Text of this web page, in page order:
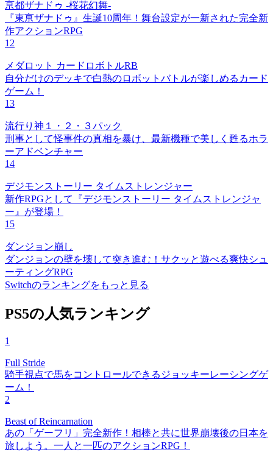
亰都ザナドゥ -桜花幻舞-
『東亰ザナドゥ』生誕10周年！舞台設定が一新された完全新
作アクションRPG
12
メダロット カードロボトルRB
自分だけのデッキで白熱のロボットバトルが楽しめるカード
ゲーム！
13
流行り神１・２・３パック
刑事として怪事件の真相を暴け、最新機種で美しく甦るホラ
ーアドベンチャー
14
デジモンストーリー タイムストレンジャー
新作RPGとして『デジモンストーリー タイムストレンジャ
ー』が登場！
15
ダンジョン崩し
ダンジョンの壁を壊して突き進む！サクッと遊べる爽快シュ
ーティングRPG
Switchのランキングをもっと見る
PS5の人気ランキング
1
Full Stride
騎手視点で馬をコントロールできるジョッキーレーシングゲ
ーム！
2
Beast of Reincarnation
あの「ゲーフリ」完全新作！相棒と共に世界崩壊後の日本を
旅しよう。一人と一匹のアクションRPG！